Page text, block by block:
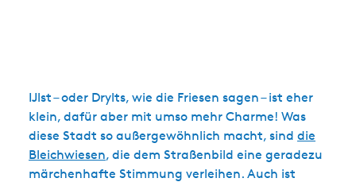
IJlst – oder Drylts, wie die Friesen sagen – ist eher
klein, dafür aber mit umso mehr Charme! Was
diese Stadt so außergewöhnlich macht, sind die
Bleichwiesen, die dem Straßenbild eine geradezu
märchenhafte Stimmung verleihen. Auch ist